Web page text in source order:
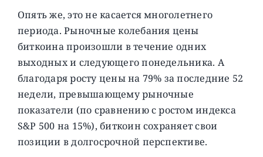
Опять же, это не касается многолетнего
периода. Рыночные колебания цены
биткоина произошли в течение одних
выходных и следующего понедельника. А
благодаря росту цены на 79% за последние 52
недели, превышающему рыночные
показатели (по сравнению с ростом индекса
S&P 500 на 15%), биткоин сохраняет свои
позиции в долгосрочной перспективе.